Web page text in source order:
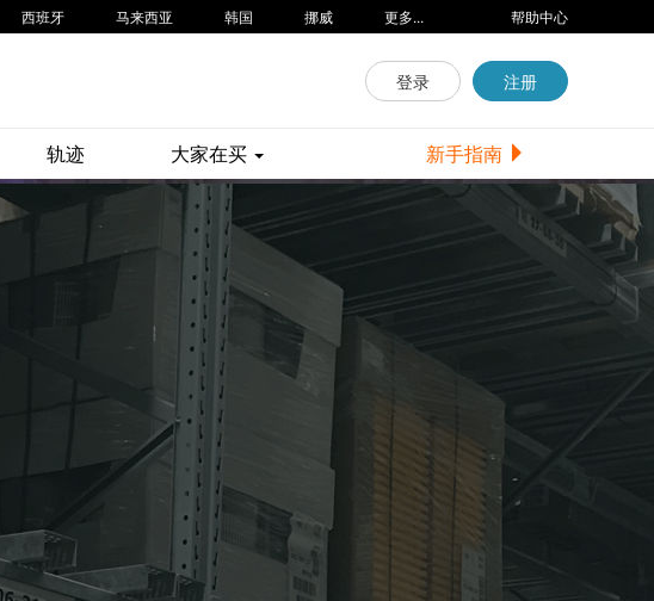
西班牙 马来西亚 韩国 挪威 更多... 帮助中心
登录 注册
轨迹 新手指南
大家在买